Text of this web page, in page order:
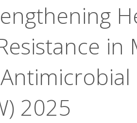
in
2025